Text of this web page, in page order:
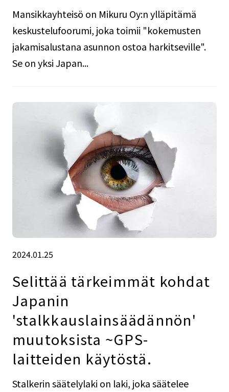
Mansikkayhteisö on Mikuru Oy:n ylläpitämä
keskustelufoorumi, joka toimii "kokemusten
jakamisalustana asunnon ostoa harkitseville".
Se on yksi Japan...
2024.01.25
Selittää tärkeimmät kohdat
Japanin
'stalkkauslainsäädännön'
muutoksista ~GPS-
laitteiden käytöstä.
Stalkerin säätelylaki on laki, joka säätelee